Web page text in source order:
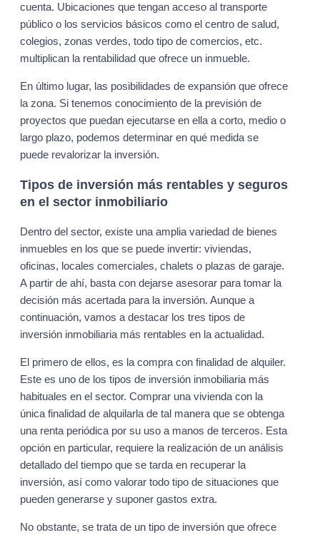
cuenta. Ubicaciones que tengan acceso al transporte
público o los servicios básicos como el centro de salud,
colegios, zonas verdes, todo tipo de comercios, etc.
multiplican la rentabilidad que ofrece un inmueble.
En último lugar, las posibilidades de expansión que ofrece
la zona. Si tenemos conocimiento de la previsión de
proyectos que puedan ejecutarse en ella a corto, medio o
largo plazo, podemos determinar en qué medida se
puede revalorizar la inversión.
Tipos de inversión más rentables y seguros
en el sector inmobiliario
Dentro del sector, existe una amplia variedad de bienes
inmuebles en los que se puede invertir: viviendas,
oficinas, locales comerciales, chalets o plazas de garaje.
A partir de ahí, basta con dejarse asesorar para tomar la
decisión más acertada para la inversión. Aunque a
continuación, vamos a destacar los tres tipos de
inversión inmobiliaria más rentables en la actualidad.
El primero de ellos, es la compra con finalidad de alquiler.
Este es uno de los tipos de inversión inmobiliaria más
habituales en el sector. Comprar una vivienda con la
única finalidad de alquilarla de tal manera que se obtenga
una renta periódica por su uso a manos de terceros. Esta
opción en particular, requiere la realización de un análisis
detallado del tiempo que se tarda en recuperar la
inversión, así como valorar todo tipo de situaciones que
pueden generarse y suponer gastos extra.
No obstante, se trata de un tipo de inversión que ofrece